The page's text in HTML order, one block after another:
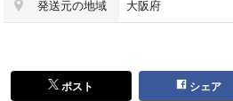
発送元の地域 大阪府
ポスト シェア